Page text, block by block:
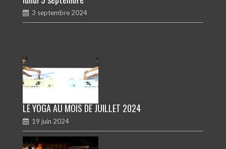
3 septembre 2024
LE YOGA AU MOIS DE JUILLET 2024
19 juin 2024